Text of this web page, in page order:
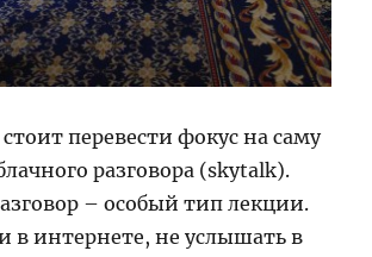
перевести фокус на саму
разговора (skytalk).
– особый тип лекции.
в интернете, не услышать в